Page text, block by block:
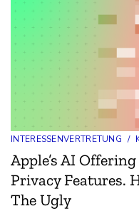
here.
INTERESSENVERTRETUNG /
Apple’s AI
Privacy Features.
The Ugly